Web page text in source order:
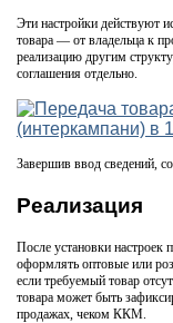
Эти настройки действуют
товара — от владельца к
реализацию другим
соглашения отдельно.
Завершив ввод сведений,
Реализация
После установки настроек
оформлять оптовые или
если требуемый товар
товара может быть
продажах, чеком ККМ.